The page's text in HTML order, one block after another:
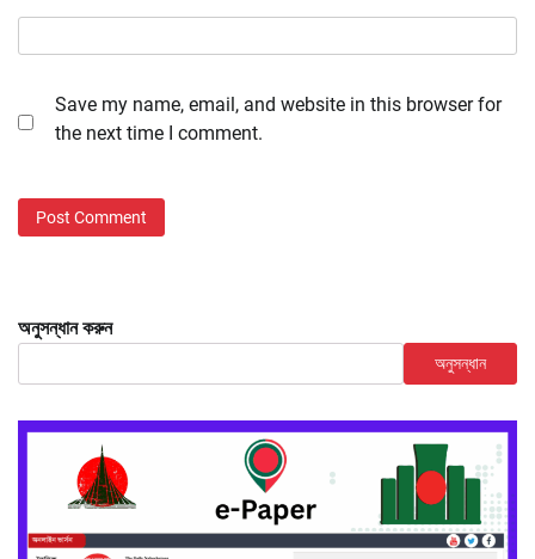
Save my name, email, and website in this browser for
the next time I comment.
অনুসন্ধান করুন
অনুসন্ধান